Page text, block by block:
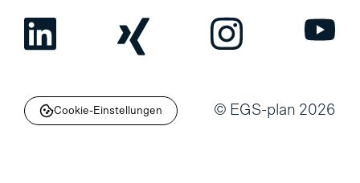
Cookie-Einstellungen © EGS-plan 2026